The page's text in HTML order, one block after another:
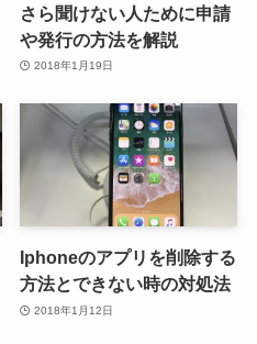
さら聞けない人ために申請
や発行の方法を解説
2018年1月19日
Iphoneのアプリを削除する
方法とできない時の対処法
2018年1月12日